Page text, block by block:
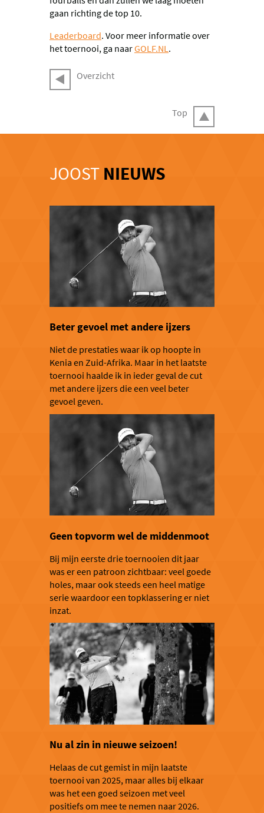
gaan richting de top 10.
Leaderboard. Voor meer informatie over
het toernooi, ga naarGOLF.NL .
Overzicht
Top
JOOST NIEUWS
Beter gevoel met andere ijzers
Niet de prestaties waar ik op hoopte in
Kenia en Zuid-Afrika. Maar in het laatste
toernooi haalde ik in ieder geval de cut
met andere ijzers die een veel beter
gevoel geven.
Geen topvorm wel de middenmoot
Bij mijn eerste drie toernooien dit jaar
was er een patroon zichtbaar: veel goede
holes, maar ook steeds een heel matige
serie waardoor een topklassering er niet
inzat.
Nu al zin in nieuwe seizoen!
Helaas de cut gemist in mijn laatste
toernooi van 2025, maar alles bij elkaar
was het een goed seizoen met veel
positiefs om mee te nemen naar 2026.